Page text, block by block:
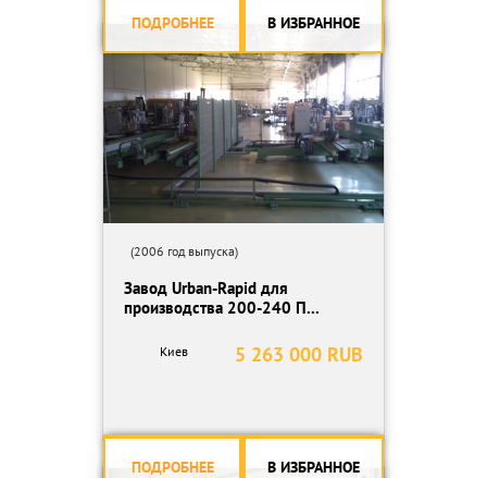
Цепь питания электропрогрева 18.0 12.0 1.0
ПОДРОБНЕЕ В ИЗБРАННОЕ
(2006 год выпуска)
Завод Urban-Rapid для
производства 200-240 П...
5 263 000 RUB
Киев
ПОДРОБНЕЕ В ИЗБРАННОЕ